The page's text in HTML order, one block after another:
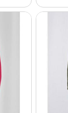
Image